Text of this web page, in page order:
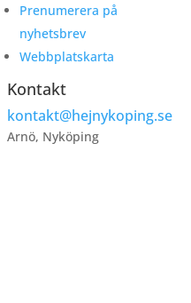
Prenumerera på
nyhetsbrev
Webbplatskarta
Kontakt
kontakt@hejnykoping.se
Arnö, Nyköping